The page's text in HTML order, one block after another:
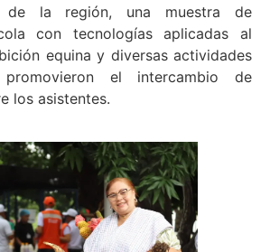
de la región, una muestra de
con tecnologías aplicadas al
equina y diversas actividades
el intercambio de
los asistentes.